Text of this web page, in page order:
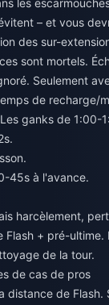
les
– et vous
des sur-
sont mortels.
Seulement
de recharge/
ganks de 1:00-
45s à l'avance.
harcèlement,
Flash + pré-
de la tour.
de cas de pros
distance de Flash.